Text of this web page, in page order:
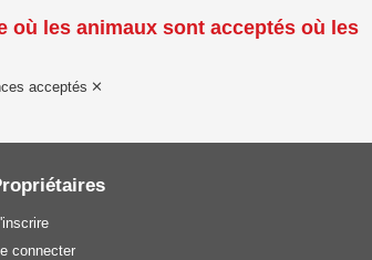
où les animaux sont acceptés où les
acceptés
connecter